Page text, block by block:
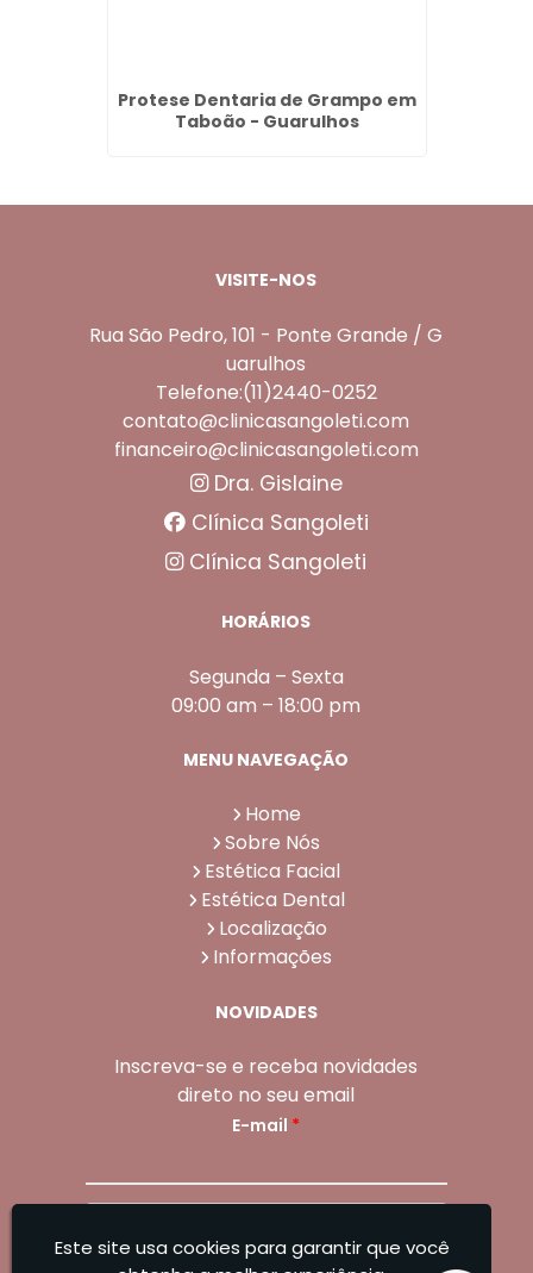
Protese Dentaria de Grampo em
Taboão - Guarulhos
VISITE-NOS
Rua São Pedro, 101 - Ponte Grande / G
uarulhos
Telefone:(11)2440-0252
contato@clinicasangoleti.com
financeiro@clinicasangoleti.com
Dra. Gislaine
Clínica Sangoleti
Clínica Sangoleti
HORÁRIOS
Segunda – Sexta
09:00 am – 18:00 pm
MENU NAVEGAÇÃO
Home
Sobre Nós
Estética Facial
Estética Dental
Localização
Informações
NOVIDADES
Inscreva-se e receba novidades
direto no seu email
E-mail *
Este site usa cookies para garantir que você